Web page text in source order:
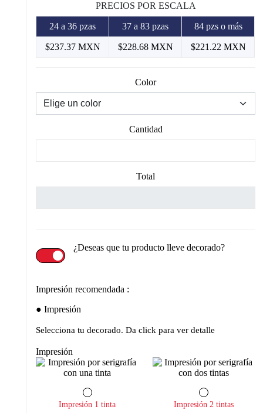
PRECIOS POR ESCALA
24 a 36 pzas 37 a 83 pzas 84 pzs o más
$237.37 MXN $228.68 MXN $221.22 MXN
Color
Cantidad
Total
¿Deseas que tu producto lleve decorado?
Impresión recomendada :
Impresión
Selecciona tu decorado. Da click para ver detalle
Impresión
Impresión 1 tinta Impresión 2 tintas